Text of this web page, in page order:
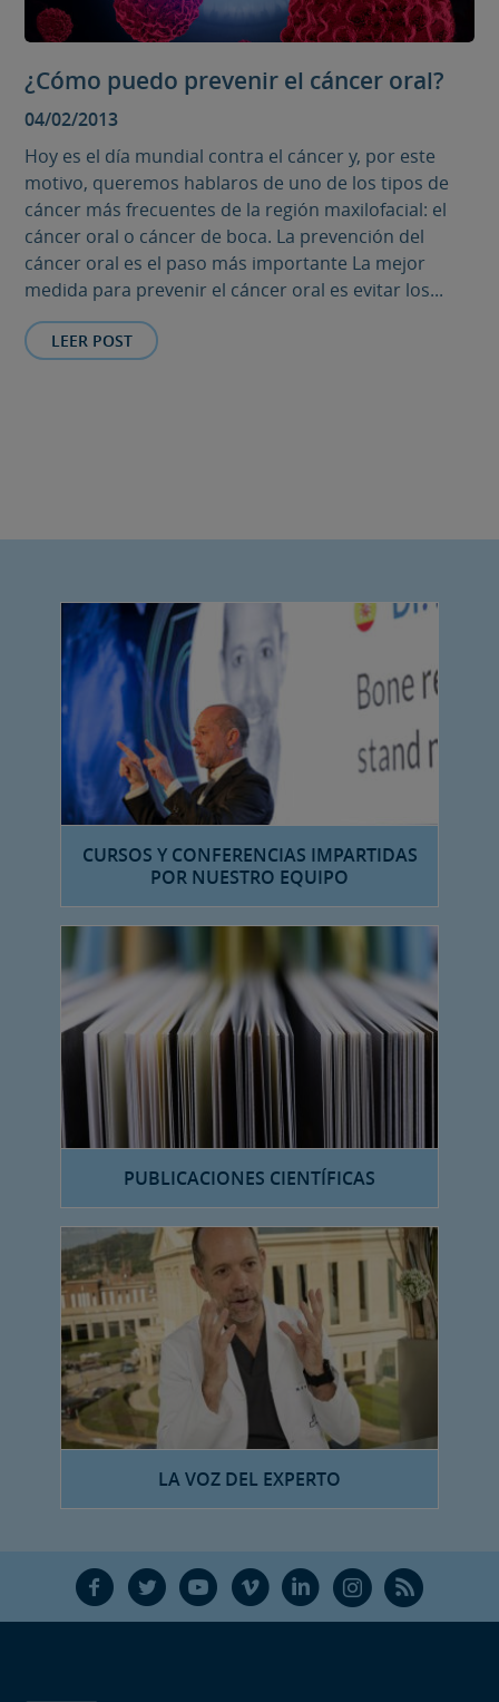
¿Cómo puedo prevenir el cáncer oral?
04/02/2013
Hoy es el día mundial contra el cáncer y, por este
motivo, queremos hablaros de uno de los tipos de
cáncer más frecuentes de la región maxilofacial: el
cáncer oral o cáncer de boca. La prevención del
cáncer oral es el paso más importante La mejor
medida para prevenir el cáncer oral es evitar los...
LEER POST
CURSOS Y CONFERENCIAS IMPARTIDAS
POR NUESTRO EQUIPO
PUBLICACIONES CIENTÍFICAS
LA VOZ DEL EXPERTO
F T Y V L Ñ R